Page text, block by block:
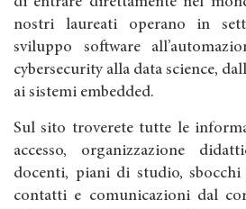
nostri laureati operano in
sviluppo software
cybersecurity alla data science,
ai sistemi embedded.
Sul sito troverete tutte le
accesso, organizzazione
docenti, piani di studio, sbocchi
contatti e comunicazioni dal